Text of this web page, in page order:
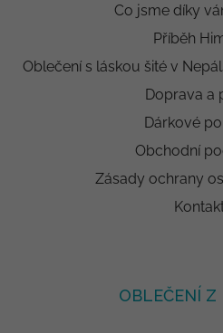
Co jsme díky
Příběh
Oblečení s láskou šité v
Doprava a
Dárkové
Obchodní
Zásady ochrany
OBLEČENÍ Z